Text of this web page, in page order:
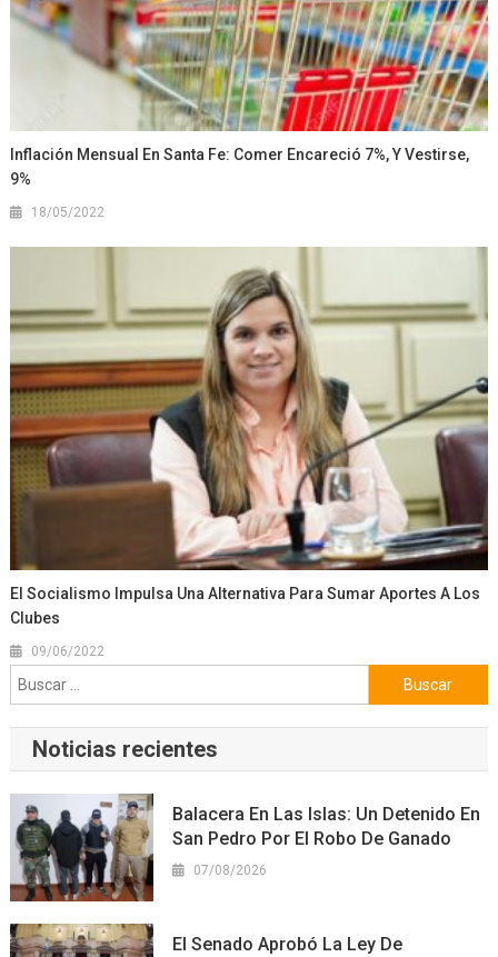
Inflación Mensual En Santa Fe: Comer Encareció 7%, Y Vestirse,
9%
18/05/2022
El Socialismo Impulsa Una Alternativa Para Sumar Aportes A Los
Clubes
09/06/2022
Buscar:
Noticias recientes
Balacera En Las Islas: Un Detenido En
San Pedro Por El Robo De Ganado
07/08/2026
El Senado Aprobó La Ley De